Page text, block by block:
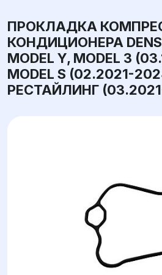
ПРОКЛАДКА
КОНДИЦИОНЕРА
MODEL Y, MODEL 3
MODEL S (02.2021-
РЕСТАЙЛИНГ